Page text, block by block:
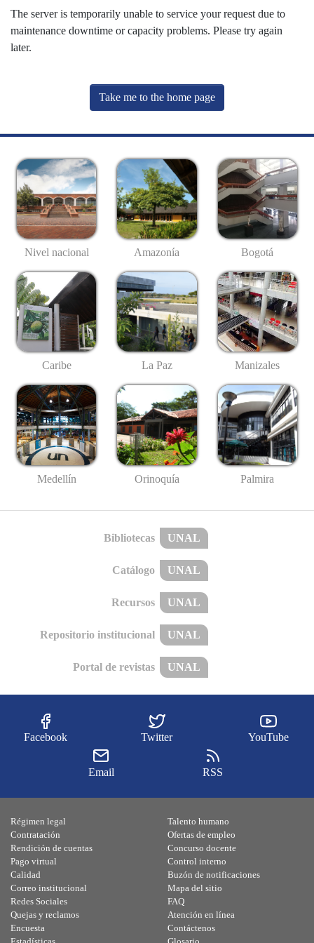
The server is temporarily unable to service your request due to
maintenance downtime or capacity problems. Please try again
later.
Take me to the home page
Nivel nacional Amazonía Bogotá
Caribe La Paz Manizales
Medellín Orinoquía Palmira
Bibliotecas UNAL
Catálogo UNAL
Recursos UNAL
Repositorio institucional UNAL
Portal de revistas UNAL
Facebook Twitter YouTube
Email RSS
Régimen legal
Contratación
Rendición de cuentas
Pago virtual
Calidad
Talento humano
Ofertas de empleo
Concurso docente
Control interno
Buzón de notificaciones
Correo institucional
Redes Sociales
Quejas y reclamos
Encuesta
Mapa del sitio
FAQ
Atención en línea
Contáctenos